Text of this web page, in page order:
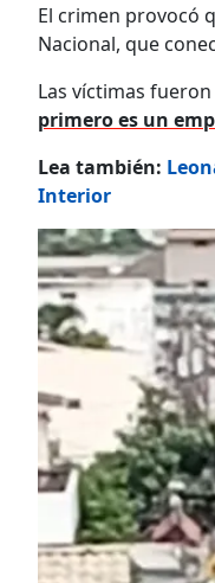
El crimen provocó
Nacional, que
Las víctimas
primero es un
Lea también:
Interior